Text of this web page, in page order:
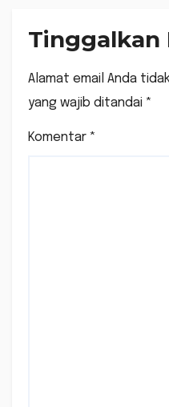
Tinggalkan
Alamat email Anda
yang wajib ditandai *
Komentar *